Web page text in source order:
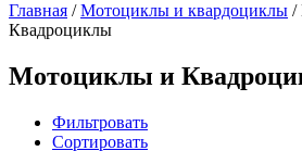
Главная /Мотоциклы и квардоциклы /
Квадроциклы
Мотоциклы и
Фильтровать
Сортировать